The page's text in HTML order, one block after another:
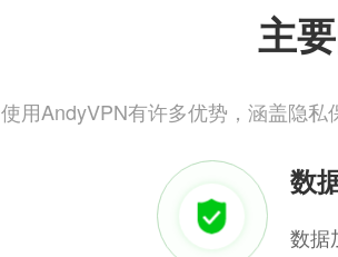
主
使用AndyVPN有许多优势，涵盖隐
数
数据